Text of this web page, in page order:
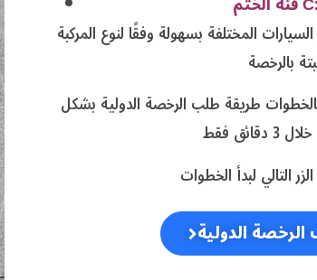
المختلفة بسهولة وفقًا لنوع المركبة
طريقة طلب الرخصة الدولية بشكل
التالي لبدأ الخطوات
الدولية